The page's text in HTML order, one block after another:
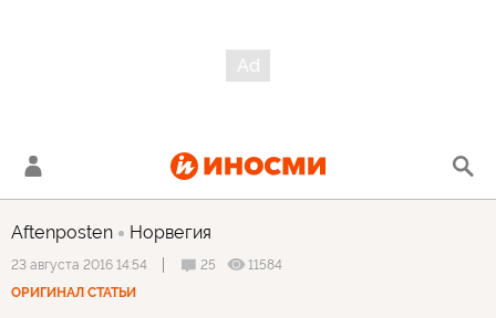
Aftenposten Норвегия
23 августа 2016 14:54 25
11584
ОРИГИНАЛ СТАТЬИ